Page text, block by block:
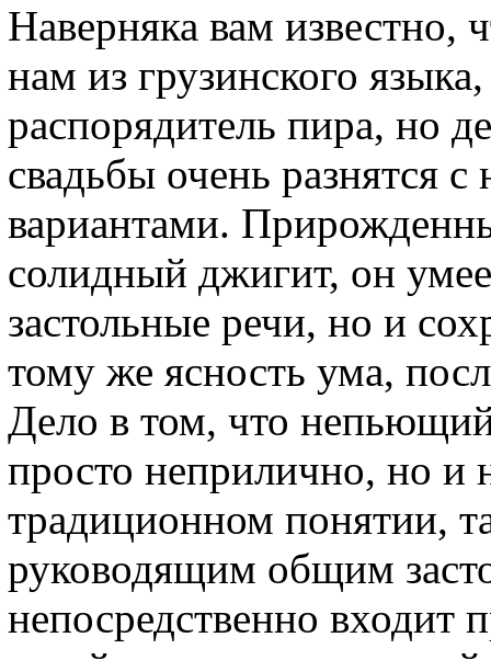
Наверняка вам известно,
нам из грузинского
распорядитель пира, но
свадьбы очень разнятся
вариантами.
солидный джигит, он
застольные речи, но и
тому же ясность ума,
Дело в том, что непьющий
просто неприлично, но
традиционном понятии,
руководящим общим
непосредственно входит